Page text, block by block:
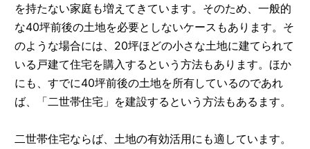
を持たない家庭も増えてきています。そのため、一般的
な40坪前後の土地を必要としないケースもあります。そ
のような場合には、20坪ほどの小さな土地に建てられて
いる戸建て住宅を購入するという方法もあります。ほか
にも、すでに40坪前後の土地を所有しているのであれ
ば、「二世帯住宅」を建設するという方法もあるます。
二世帯住宅ならば、土地の有効活用にも適しています。